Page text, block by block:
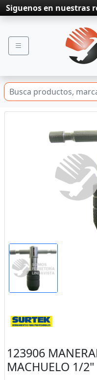
Siguenos en nuestras
123906
MACHUELO 1/2"